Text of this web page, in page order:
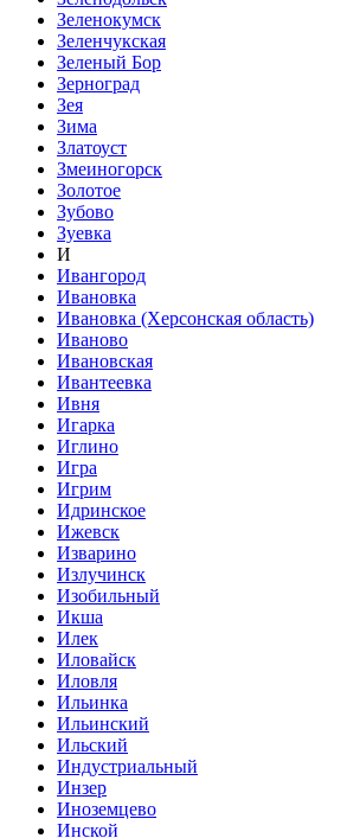
Зеленокумск
Зеленчукская
Зеленый Бор
Зерноград
Зея
Зима
Златоуст
Змеиногорск
Золотое
Зубово
Зуевка
И
Ивангород
Ивановка
Ивановка (Херсонская область)
Иваново
Ивановская
Ивантеевка
Ивня
Игарка
Иглино
Игра
Игрим
Идринское
Ижевск
Изварино
Излучинск
Изобильный
Икша
Илек
Иловайск
Иловля
Ильинка
Ильинский
Ильский
Индустриальный
Инзер
Иноземцево
Инской